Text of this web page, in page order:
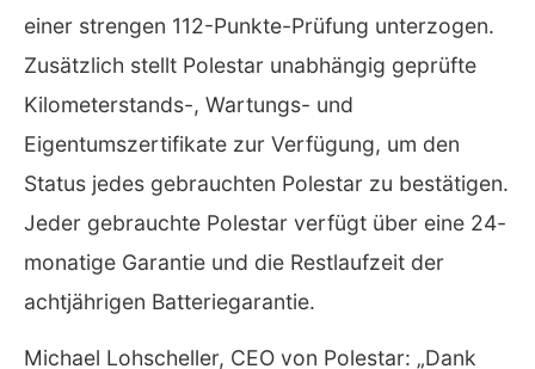
einer strengen 112-Punkte-Prüfung unterzogen.
Zusätzlich stellt Polestar unabhängig geprüfte
Kilometerstands-, Wartungs- und
Eigentumszertifikate zur Verfügung, um den
Status jedes gebrauchten Polestar zu bestätigen.
Jeder gebrauchte Polestar verfügt über eine 24-
monatige Garantie und die Restlaufzeit der
achtjährigen Batteriegarantie.
Michael Lohscheller, CEO von Polestar: „Dank